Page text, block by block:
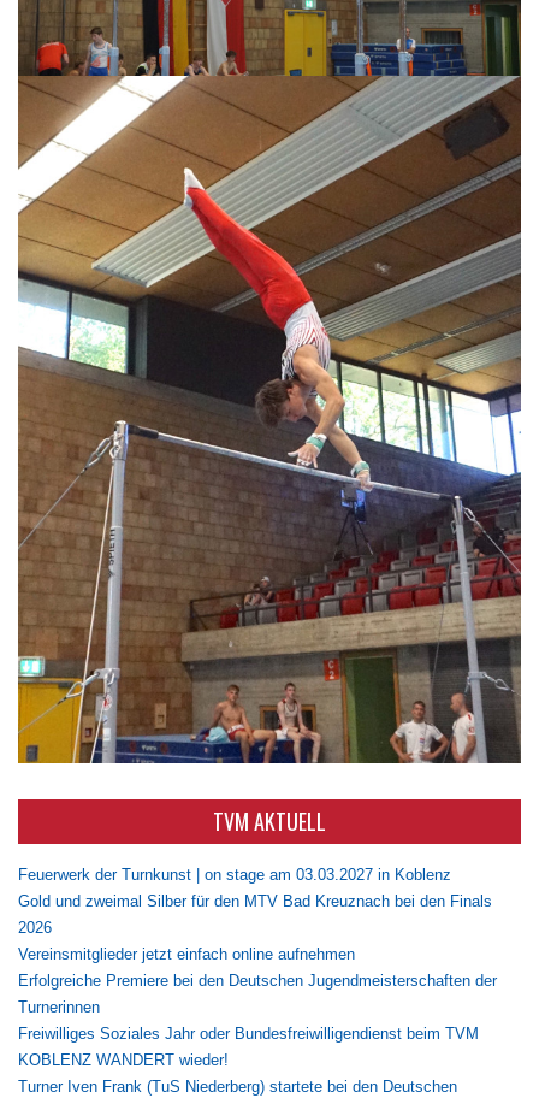
TVM AKTUELL
Feuerwerk der Turnkunst | on stage am 03.03.2027 in Koblenz
Gold und zweimal Silber für den MTV Bad Kreuznach bei den Finals
2026
Vereinsmitglieder jetzt einfach online aufnehmen
Erfolgreiche Premiere bei den Deutschen Jugendmeisterschaften der
Turnerinnen
Freiwilliges Soziales Jahr oder Bundesfreiwilligendienst beim TVM
KOBLENZ WANDERT wieder!
Turner Iven Frank (TuS Niederberg) startete bei den Deutschen